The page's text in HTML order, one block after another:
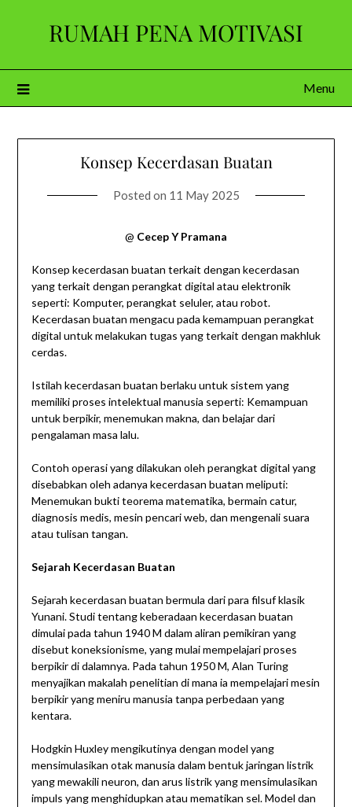
RUMAH PENA MOTIVASI
Menu
Konsep Kecerdasan Buatan
Posted on 11 May 2025
@ Cecep Y Pramana
Konsep kecerdasan buatan terkait dengan kecerdasan
yang terkait dengan perangkat digital atau elektronik
seperti: Komputer, perangkat seluler, atau robot.
Kecerdasan buatan mengacu pada kemampuan perangkat
digital untuk melakukan tugas yang terkait dengan makhluk
cerdas.
Istilah kecerdasan buatan berlaku untuk sistem yang
memiliki proses intelektual manusia seperti: Kemampuan
untuk berpikir, menemukan makna, dan belajar dari
pengalaman masa lalu.
Contoh operasi yang dilakukan oleh perangkat digital yang
disebabkan oleh adanya kecerdasan buatan meliputi:
Menemukan bukti teorema matematika, bermain catur,
diagnosis medis, mesin pencari web, dan mengenali suara
atau tulisan tangan.
Sejarah Kecerdasan Buatan
Sejarah kecerdasan buatan bermula dari para filsuf klasik
Yunani. Studi tentang keberadaan kecerdasan buatan
dimulai pada tahun 1940 M dalam aliran pemikiran yang
disebut koneksionisme, yang mulai mempelajari proses
berpikir di dalamnya. Pada tahun 1950 M, Alan Turing
menyajikan makalah penelitian di mana ia mempelajari mesin
berpikir yang meniru manusia tanpa perbedaan yang
kentara.
Hodgkin Huxley mengikutinya dengan model yang
mensimulasikan otak manusia dalam bentuk jaringan listrik
yang mewakili neuron, dan arus listrik yang mensimulasikan
impuls yang menghidupkan atau mematikan sel. Model dan